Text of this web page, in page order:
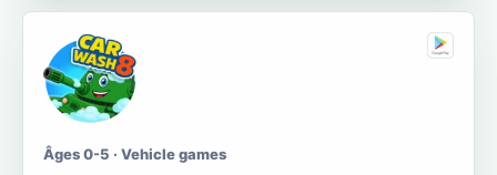
Âges 0-5 · Vehicle games